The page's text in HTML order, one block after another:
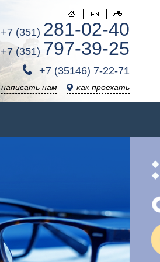
+7 (351) 281-02-40
+7 (351) 797-39-25
+7 (35146) 7-22-71
написать нам как проехать